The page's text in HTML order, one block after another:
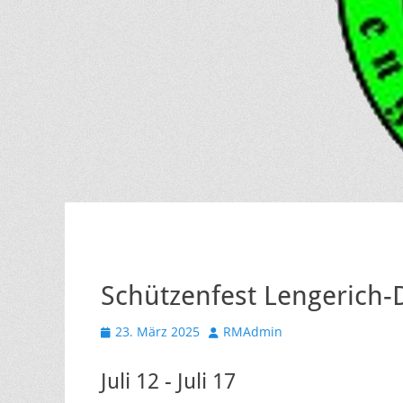
Schützenfest Lengerich-
Veröffentlicht
23. März 2025 AutorRMAdmin
Juli 12 - Juli 17